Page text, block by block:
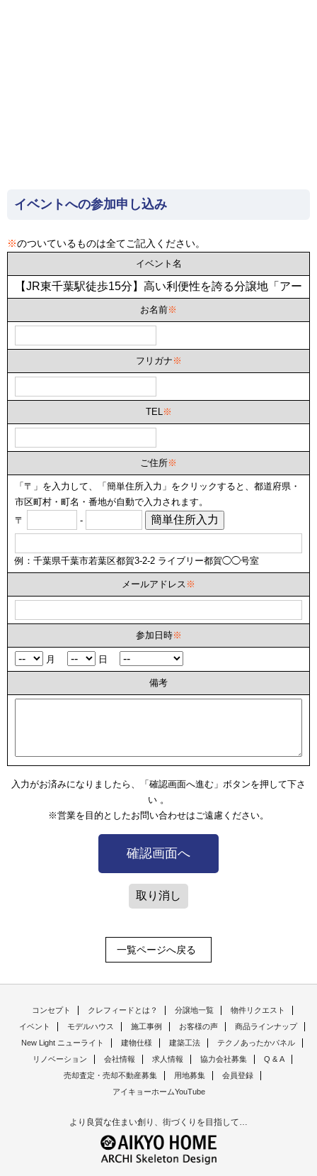
イベントへの参加申し込み
※のついているものは全てご記入ください。
イベント名
お名前※
フリガナ ※
TEL ※
ご住所※
「〒」を入力して、「簡単住所入力」をクリックすると、都道府県・
市区町村・町名・番地が自動で入力されます。
〒
- 簡単住所入力
例：千葉県千葉市若葉区都賀3-2-2 ライブリー都賀◯◯号室
メールアドレス ※
参加日時※
月 日
備考
入力がお済みになりましたら、「確認画面へ進む」ボタンを押して下さ
い 。
※営業を目的としたお問い合わせはご遠慮ください。
取り消し
一覧ページへ戻る
コンセプト クレフィードとは？ 分譲地一覧
物件リクエスト
イベント
モデルハウス 施工事例 お客様の声
商品ラインナップ
New Light ニューライト
建物仕様 建築工法
テクノあったかパネル
リノベーション
会社情報 求人情報 協力会社募集
Q & A
売却査定・売却不動産募集
用地募集
会員登録
アイキョーホームYouTube
より良質な住まい創り、街づくりを目指して…